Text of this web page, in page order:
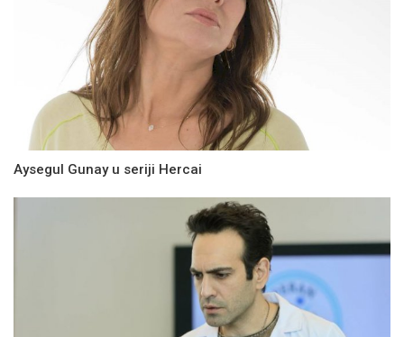
Aysegul Gunay u seriji Hercai